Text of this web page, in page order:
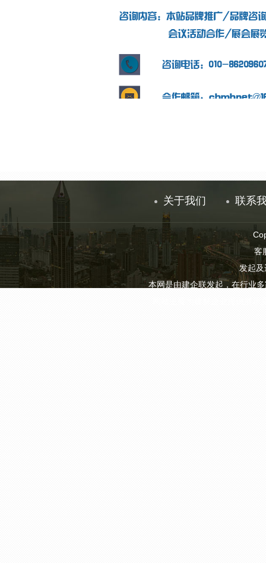
关于我们 联系
客
发起
本网是由建企联发起，在行业